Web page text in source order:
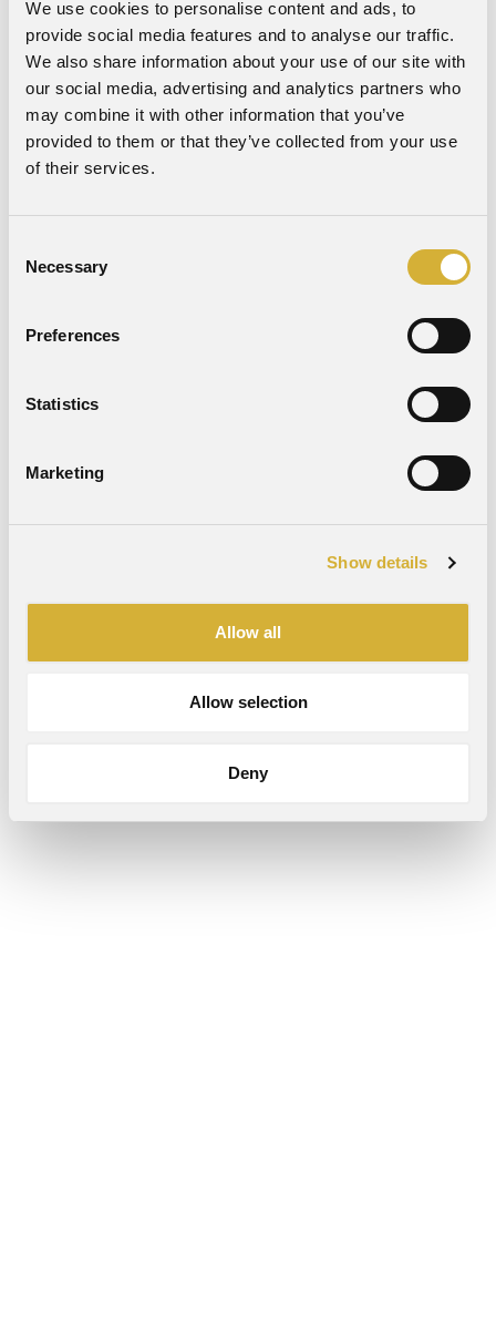
We use cookies to personalise content and ads, to
provide social media features and to analyse our traffic.
We also share information about your use of our site with
our social media, advertising and analytics partners who
may combine it with other information that you’ve
provided to them or that they’ve collected from your use
of their services.
Selection
Necessary
Preferences
Statistics
Marketing
Show details
Allow all
Allow selection
Deny